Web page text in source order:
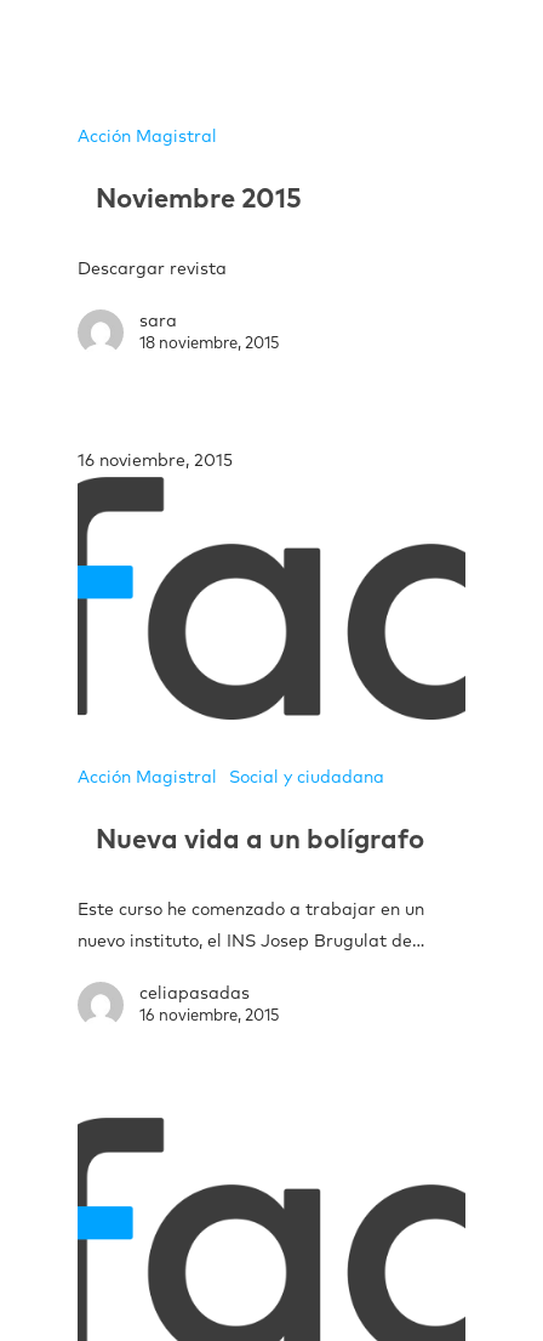
Acción Magistral
Noviembre 2015
Descargar revista
sara
18 noviembre, 2015
16 noviembre, 2015
Acción Magistral Social y ciudadana
Nueva vida a un bolígrafo
Este curso he comenzado a trabajar en un
nuevo instituto, el INS Josep Brugulat de…
celiapasadas
16 noviembre, 2015